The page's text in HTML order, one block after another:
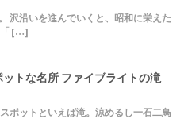
沢沿いを進んでいくと、昭和に栄えた
「 […]
ットな名所 ファイブライトの滝
ポットといえば滝。涼めるし一石二鳥